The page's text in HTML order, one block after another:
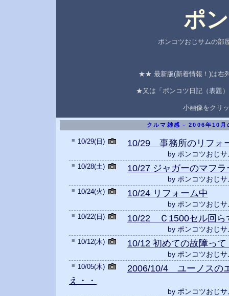
ポ
ポンコツおじサムの部
★★ 最新版(新着情報！)は右
★又は「ポンコツ日記（表題
小画像をクリ
クルマ雑感 - 2006年10月
■ 10/29(日) 10/29 事務所のリフォ
by ポンコツおじ
■ 10/28(土) 10/27 ジャガーのマフラ
by ポンコツおじ
■ 10/24(火) 10/24 リフォーム中
by ポンコツおじ
■ 10/22(日) 10/22 Ｃ1500セル回ら
by ポンコツおじ
■ 10/12(木) 10/12 初めての故障って
by ポンコツおじ
■ 10/05(木)
2006/10/4 ユーノスの
え・・
by ポンコツおじ